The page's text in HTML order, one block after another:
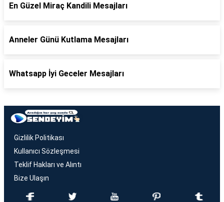
En Güzel Miraç Kandili Mesajları
Anneler Günü Kutlama Mesajları
Whatsapp İyi Geceler Mesajları
Gizlilik Politikası
Kullanıcı Sözleşmesi
Teklif Hakları ve Alıntı
Bize Ulaşın